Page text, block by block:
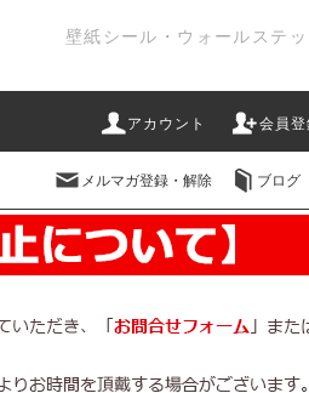
壁紙シール・ウォールステ
アカウント 会員登
メルマガ登録・解除 ブログ